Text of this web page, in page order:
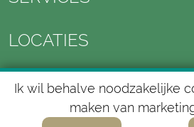
Ik wil behalve noodzakelijke
maken van
LOCATIES
CASES